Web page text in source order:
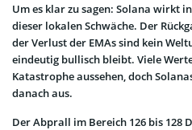
Um es klar zu sagen: Solana wirkt
dieser lokalen Schwäche. Der
der Verlust der EMAs sind kein
eindeutig bullisch bleibt. Viele
Katastrophe aussehen, doch
danach aus.
Der Abprall im Bereich 126 bis 128